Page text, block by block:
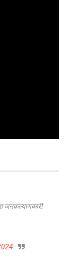
जनकल्याणकारी